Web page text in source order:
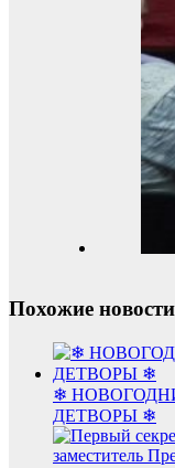
Похожие новости
❄
ДЕТВОРЫ ❄